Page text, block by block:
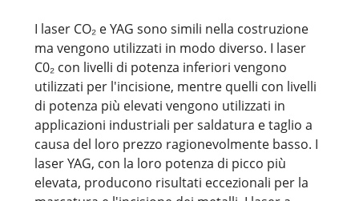
I laser CO₂ e YAG sono simili nella costruzione
ma vengono utilizzati in modo diverso. I laser
C0₂ con livelli di potenza inferiori vengono
utilizzati per l'incisione, mentre quelli con livelli
di potenza più elevati vengono utilizzati in
applicazioni industriali per saldatura e taglio a
causa del loro prezzo ragionevolmente basso. I
laser YAG, con la loro potenza di picco più
elevata, producono risultati eccezionali per la